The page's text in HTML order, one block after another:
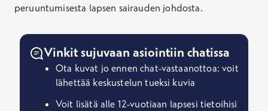
peruuntumisesta lapsen sairauden johdosta.
Vinkit sujuvaan asiointiin chatissa
Ota kuvat jo ennen chat-vastaanottoa: voit
lähettää keskustelun tueksi kuvia
Voit lisätä alle 12-vuotiaan lapsesi tietoihisi